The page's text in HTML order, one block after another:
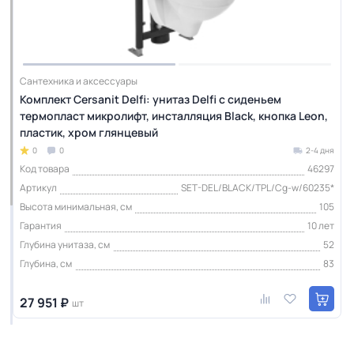
Сантехника и аксессуары
Комплект Cersanit Delfi: унитаз Delfi с сиденьем
термопласт микролифт, инсталляция Black, кнопка Leon,
пластик, хром глянцевый
0 0 2-4 дня
Код товара
46297
Артикул
SET-DEL/BLACK/TPL/Cg-w/60235*
Высота минимальная, см
105
Гарантия
10 лет
Глубина унитаза, см
52
Глубина, см
83
27 951 ₽ шт